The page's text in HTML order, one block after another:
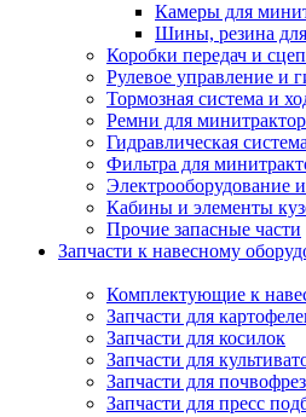
Камеры для
Шины, резина
Коробки передач и
Рулевое управление и
Тормозная система и
Ремни для
Гидравлическая система
Фильтра для
Электрооборудование
Кабины и элементы
Прочие запасные части
Запчасти к навесному
Комплектующие к
Запчасти для
Запчасти для косилок
Запчасти для
Запчасти для
Запчасти для пресс